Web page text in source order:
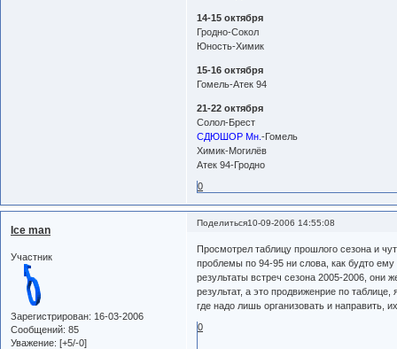
14-15 октября
Гродно-Сокол
Юность-Химик
15-16 октября
Гомель-Атек 94
21-22 октября
Солол-Брест
СДЮШОР Мн.-Гомель
Химик-Могилёв
Атек 94-Гродно
0
Поделиться10-09-2006 14:55:08
Ice man
Участник
Зарегистрирован: 16-03-2006
Сообщений: 85
Уважение: [+5/-0]
Просмотрел таблицу прошлого сезона и
проблемы по 94-95 ни слова, как будто
результаты встреч сезона 2005-2006, они
результат, а это продвиженрие по
где надо лишь организовать и направить,
0